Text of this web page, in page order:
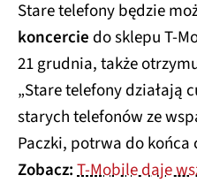
Stare telefony będzie
koncercie do sklepu T-
21 grudnia, także
„Stare telefony działają
starych telefonów ze
Paczki, potrwa do końca
Zobacz:T-Mobile daje